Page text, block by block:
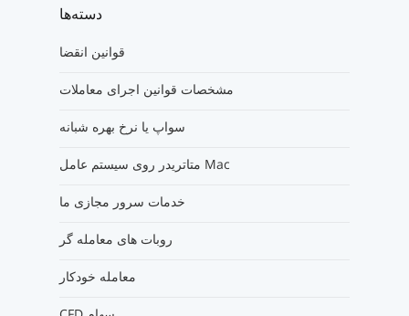
دسته‌ها
قوانین انقضا
مشخصات قوانین اجرای معاملات
سواپ یا نرخ بهره شبانه
متاتریدر روی سیستم عامل Mac
خدمات سرور مجازی ما
روبات های معامله گر
معامله خودکار